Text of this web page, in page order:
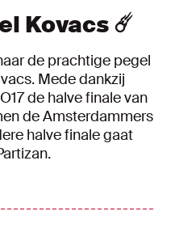
Kovacs ☄️
de prachtige pegel
Mede dankzij
de halve finale van
de Amsterdammers
halve finale gaat